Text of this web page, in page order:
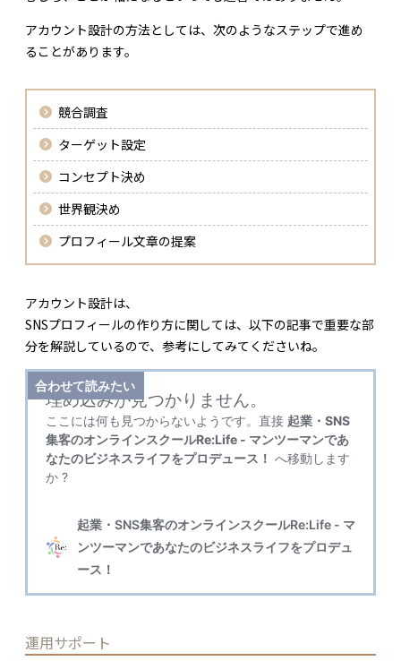
アカウント設計の方法としては、次のようなステップで進め
ることがあります。
競合調査
ターゲット設定
コンセプト決め
世界観決め
プロフィール文章の提案
アカウント設計は、
SNSプロフィールの作り方に関しては、以下の記事で重要な部
分を解説しているので、参考にしてみてくださいね。
運用サポート